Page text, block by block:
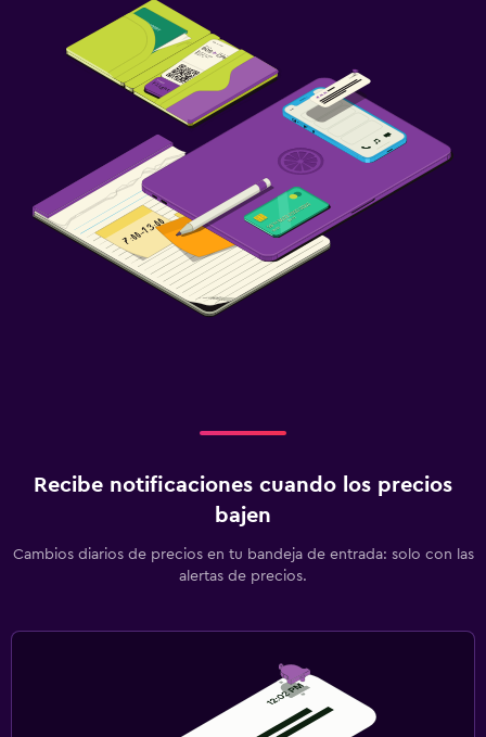
Recibe notificaciones cuando los precios
bajen
Cambios diarios de precios en tu bandeja de entrada: solo con las
alertas de precios.